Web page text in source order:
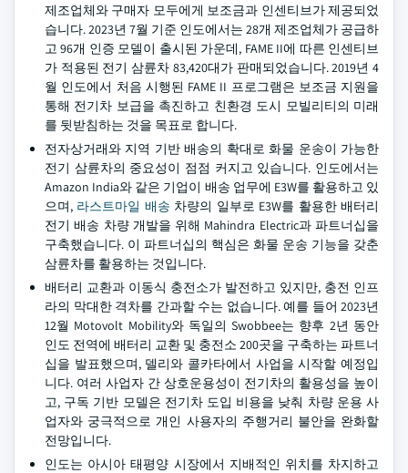
제조업체와 구매자 모두에게 보조금과 인센티브가 제공되었
습니다. 2023년 7월 기준 인도에서는 28개 제조업체가 공급하
고 96개 인증 모델이 출시된 가운데, FAME II에 따른 인센티브
가 적용된 전기 삼륜차 83,420대가 판매되었습니다. 2019년 4
월 인도에서 처음 시행된 FAME II 프로그램은 보조금 지원을
통해 전기차 보급을 촉진하고 친환경 도시 모빌리티의 미래
를 뒷받침하는 것을 목표로 합니다.
전자상거래와 지역 기반 배송의 확대로 화물 운송이 가능한
전기 삼륜차의 중요성이 점점 커지고 있습니다. 인도에서는
Amazon India와 같은 기업이 배송 업무에 E3W를 활용하고 있
으며, 라스트마일 배송 차량의 일부로 E3W를 활용한 배터리
전기 배송 차량 개발을 위해 Mahindra Electric과 파트너십을
구축했습니다. 이 파트너십의 핵심은 화물 운송 기능을 갖춘
삼륜차를 활용하는 것입니다.
배터리 교환과 이동식 충전소가 발전하고 있지만, 충전 인프
라의 막대한 격차를 간과할 수는 없습니다. 예를 들어 2023년
12월 Motovolt Mobility와 독일의 Swobbee는 향후 2년 동안
인도 전역에 배터리 교환 및 충전소 200곳을 구축하는 파트너
십을 발표했으며, 델리와 콜카타에서 사업을 시작할 예정입
니다. 여러 사업자 간 상호운용성이 전기차의 활용성을 높이
고, 구독 기반 모델은 전기차 도입 비용을 낮춰 차량 운용 사
업자와 궁극적으로 개인 사용자의 주행거리 불안을 완화할
전망입니다.
인도는 아시아 태평양 시장에서 지배적인 위치를 차지하고